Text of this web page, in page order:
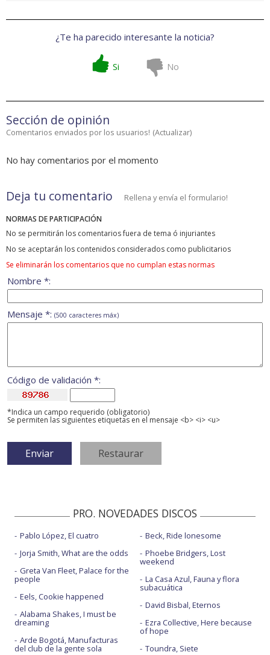
¿Te ha parecido interesante la noticia?
Si No
Sección de opinión
Comentarios enviados por los usuarios! (Actualizar)
No hay comentarios por el momento
Deja tu comentario Rellena y envía el formulario!
NORMAS DE PARTICIPACIÓN
No se permitirán los comentarios fuera de tema ó injuriantes
No se aceptarán los contenidos considerados como publicitarios
Se eliminarán los comentarios que no cumplan estas normas
Nombre *:
Mensaje *: (500 caracteres máx)
Código de validación *:
*Indica un campo requerido (obligatorio)
Se permiten las siguientes etiquetas en el mensaje <b> <i> <u>
PRO. NOVEDADES DISCOS
Pablo López, El cuatro
Jorja Smith, What are the odds
Greta Van Fleet, Palace for the
people
Eels, Cookie happened
Alabama Shakes, I must be
dreaming
Arde Bogotá, Manufacturas
del club de la gente sola
Beck, Ride lonesome
Phoebe Bridgers, Lost
weekend
La Casa Azul, Fauna y flora
subacuática
David Bisbal, Eternos
Ezra Collective, Here because
of hope
Toundra, Siete